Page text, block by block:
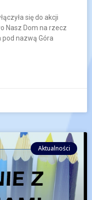
się do akcji
Nasz Dom na rzecz
nazwą Góra
Aktualności